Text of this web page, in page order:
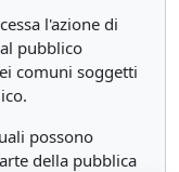
l'azione di
pubblico
comuni soggetti
possono
della pubblica